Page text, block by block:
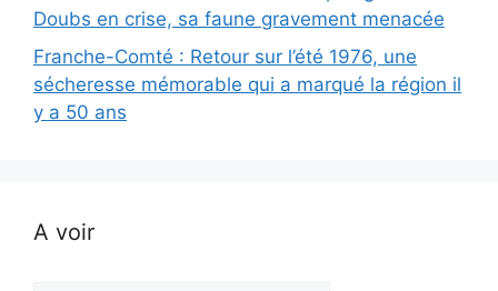
Doubs en crise, sa faune gravement menacée
Franche-Comté : Retour sur l’été 1976, une
sécheresse mémorable qui a marqué la région il
y a 50 ans
A voir